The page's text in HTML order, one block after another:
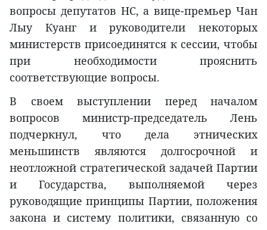
вопросы депутатов НС, а вице-премьер Чан
Лыу Куанг и руководители некоторых
министерств присоединятся к сессии, чтобы
при необходимости прояснить
соответствующие вопросы.
В своем выступлении перед началом
вопросов министр-председатель Лень
подчеркнул, что дела этнических
меньшинств являются долгосрочной и
неотложной стратегической задачей Партии
и Государства, выполняемой через
руководящие принципы Партии, положения
закона и систему политики, связанную со